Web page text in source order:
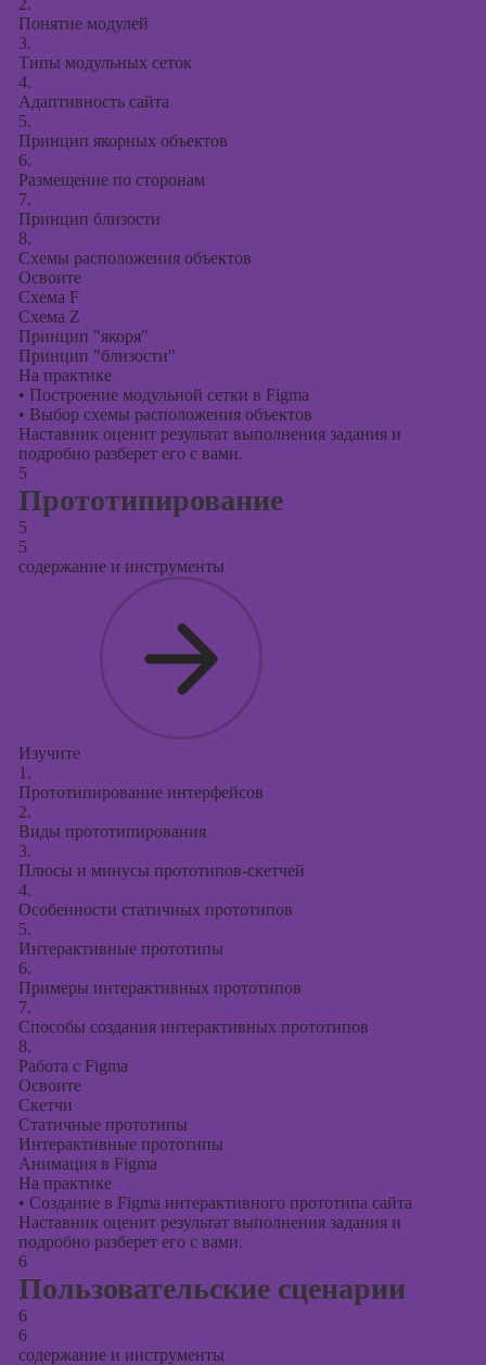
2.
Понятие модулей
3.
Типы модульных сеток
4.
Адаптивность сайта
5.
Принцип якорных объектов
6.
Размещение по сторонам
7.
Принцип близости
8.
Схемы расположения объектов
Освоите
Схема F
Схема Z
Принцип "якоря"
Принцип "близости"
На практике
• Построение модульной сетки в Figma
• Выбор схемы расположения объектов
Наставник оценит результат выполнения задания и
подробно разберет его с вами.
5
Прототипирование
5
5
содержание и инструменты
Изучите
1.
Прототипирование интерфейсов
2.
Виды прототипирования
3.
Плюсы и минусы прототипов-скетчей
4.
Особенности статичных прототипов
5.
Интерактивные прототипы
6.
Примеры интерактивных прототипов
7.
Способы создания интерактивных прототипов
8.
Работа с Figma
Освоите
Скетчи
Статичные прототипы
Интерактивные прототипы
Анимация в Figma
На практике
• Создание в Figma интерактивного прототипа сайта
Наставник оценит результат выполнения задания и
подробно разберет его с вами.
6
Пользовательские сценарии
6
6
содержание и инструменты